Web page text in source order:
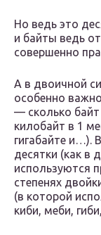
Но ведь это
и байты ведь
совершенно
А в двоичной
особенно
— сколько байт
килобайт в 1
гигабайте и…).
десятки (как в
используются
степенях
(в которой
киби, меби,